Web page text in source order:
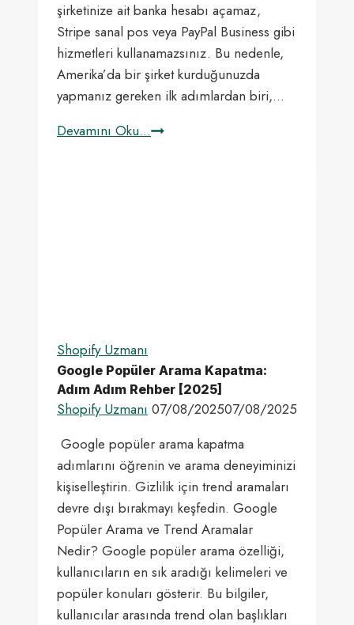
şirketinize ait banka hesabı açamaz,
Stripe sanal pos veya PayPal Business gibi
hizmetleri kullanamazsınız. Bu nedenle,
Amerika’da bir şirket kurduğunuzda
yapmanız gereken ilk adımlardan biri,…
Devamını Oku...Amerika’dan
Shopify Uzmanı
Google Popüler Arama Kapatma:
Adım Adım Rehber [2025]
Shopify Uzmanı 07/08/202507/08/2025
Google popüler arama kapatma
adımlarını öğrenin ve arama deneyiminizi
kişiselleştirin. Gizlilik için trend aramaları
devre dışı bırakmayı keşfedin. Google
Popüler Arama ve Trend Aramalar
Nedir? Google popüler arama özelliği,
kullanıcıların en sık aradığı kelimeleri ve
popüler konuları gösterir. Bu bilgiler,
kullanıcılar arasında trend olan başlıkları